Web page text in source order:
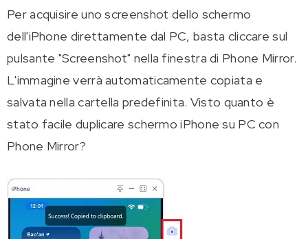
Per acquisire uno screenshot dello schermo
dell'iPhone direttamente dal PC, basta cliccare sul
pulsante "Screenshot" nella finestra di Phone Mirror.
L'immagine verrà automaticamente copiata e
salvata nella cartella predefinita. Visto quanto è
stato facile duplicare schermo iPhone su PC con
Phone Mirror?